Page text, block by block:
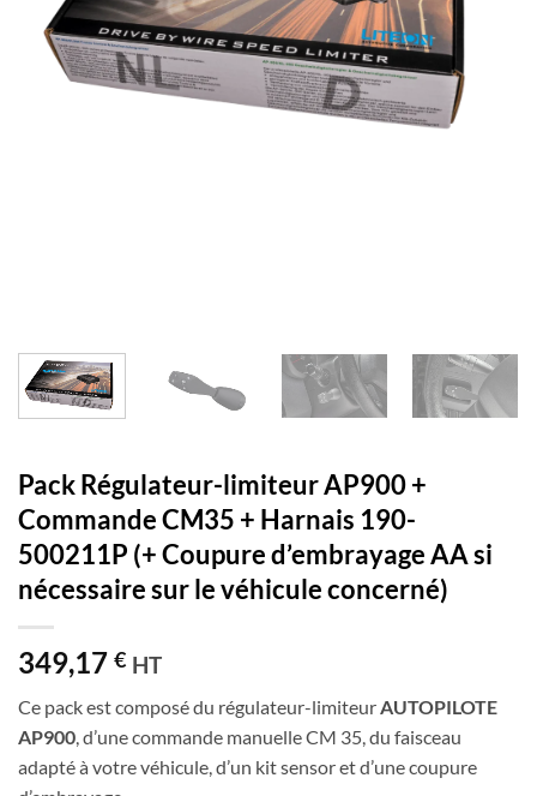
Pack Régulateur-limiteur AP900 +
Commande CM35 + Harnais 190-
500211P (+ Coupure d’embrayage AA si
nécessaire sur le véhicule concerné)
349,17 € HT
Ce pack est composé du régulateur-limiteurAUTOPILOTE
AP900, d’une commande manuelle CM 35, du faisceau
adapté à votre véhicule, d’un kit sensor et d’une coupure